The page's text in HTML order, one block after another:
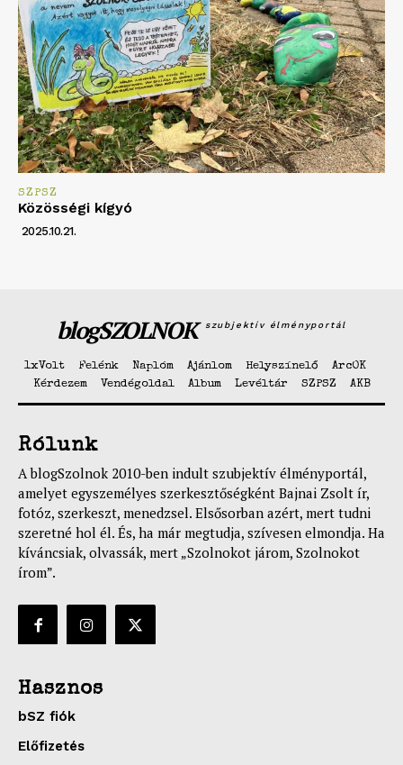
SZPSZ
Közösségi kígyó
2025.10.21.
blogSZOLNOK szubjektív élményportál
1xVolt Felénk Naplóm Ajánlom Helyszínelő
ArcOK
Kérdezem
Vendégoldal Album Levéltár SZPSZ AKB
Rólunk
A blogSzolnok 2010-ben indult szubjektív élményportál,
amelyet egyszemélyes szerkesztőségként Bajnai Zsolt ír,
fotóz, szerkeszt, menedzsel. Elsősorban azért, mert tudni
szeretné hol él. És, ha már megtudja, szívesen elmondja. Ha
kíváncsiak, olvassák, mert „Szolnokot járom, Szolnokot
írom”.
Hasznos
bSZ fiók
Előfizetés